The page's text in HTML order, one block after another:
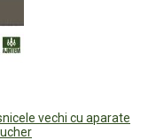
vechi cu aparate